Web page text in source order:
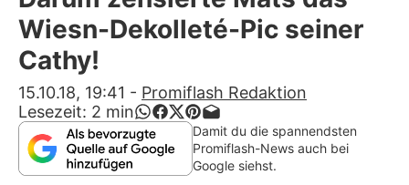
Alle Themen auf Promiflash
App runterladen
Team
Redaktionelle Richtlinien
Wiesn-Dekolleté-Pic seiner
Cathy!
15.10.18, 19:41 - Promiflash Redaktion
Lesezeit: 2 min
Damit du die spannendsten
Promiflash-News auch bei
Google siehst.